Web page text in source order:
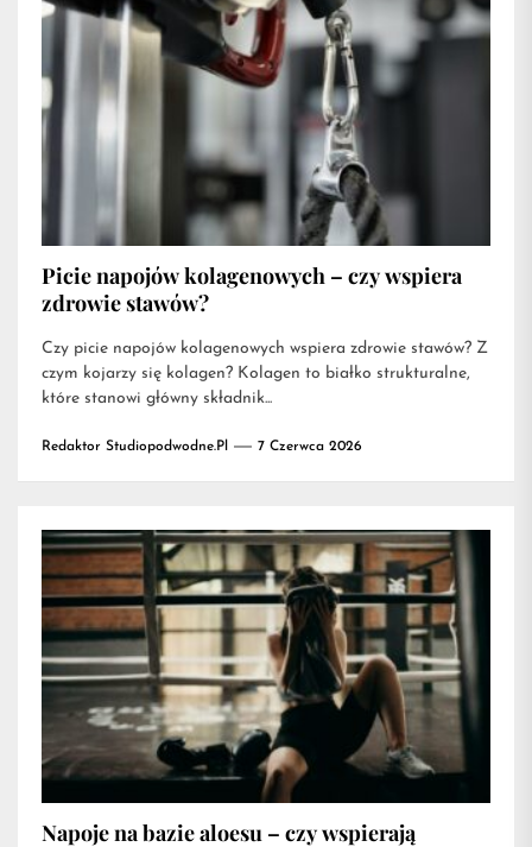
Picie napojów kolagenowych – czy wspiera
zdrowie stawów?
Czy picie napojów kolagenowych wspiera zdrowie stawów? Z
czym kojarzy się kolagen? Kolagen to białko strukturalne,
które stanowi główny składnik...
Redaktor Studiopodwodne.pl 7 Czerwca 2026
Napoje na bazie aloesu – czy wspierają